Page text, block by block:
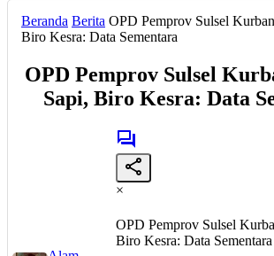
Metropolis
Eksekutif
Beranda Berita OPD Pemprov Sulsel
Biro Kesra: Data Sementara
OPD Pemprov Sulsel
Sapi, Biro Kesra: Data
×
OPD Pemprov Sulsel
Biro Kesra: Data Sementara